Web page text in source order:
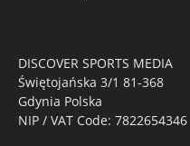
DISCOVER SPORTS MEDIA
Świętojańska 3/1 81-368
Gdynia Polska
NIP / VAT Code: 7822654346